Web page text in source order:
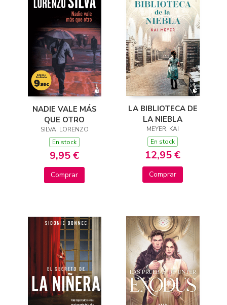
NADIE VALE MÁS
QUE OTRO
SILVA, LORENZO
En stock
9,95 €
Comprar
LA BIBLIOTECA DE
LA NIEBLA
MEYER, KAI
En stock
12,95 €
Comprar